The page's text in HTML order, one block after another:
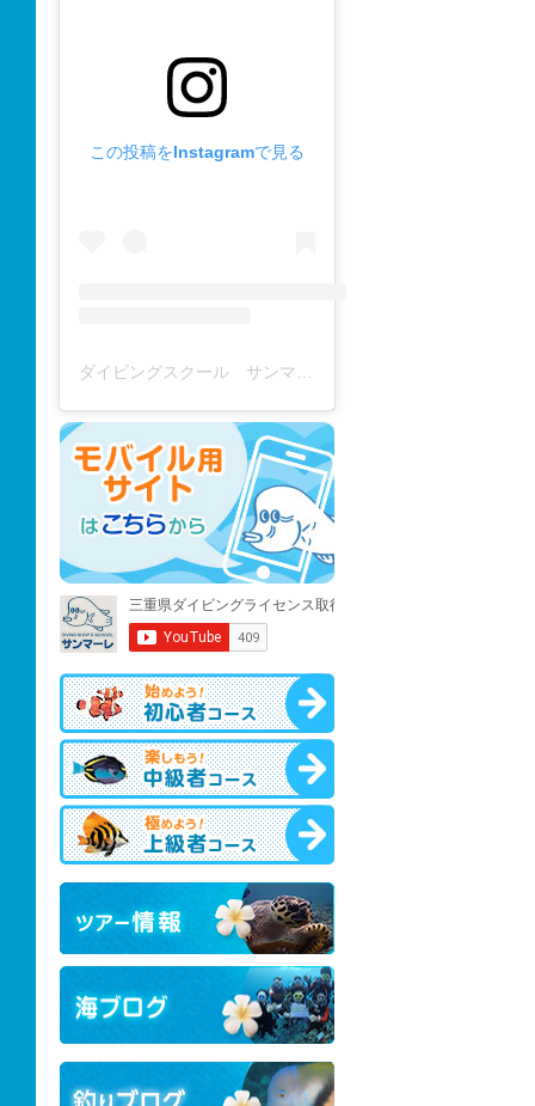
この投稿をInstagramで見る
ダイビングスクール サンマーレ / diving school(@diving_school_sanmare)がシェアした投稿